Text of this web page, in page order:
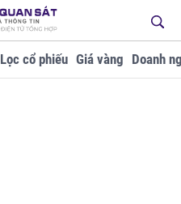
Lọc cổ phiếu Giá vàng Doanh